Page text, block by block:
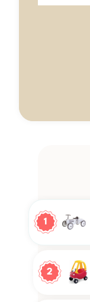
1
2